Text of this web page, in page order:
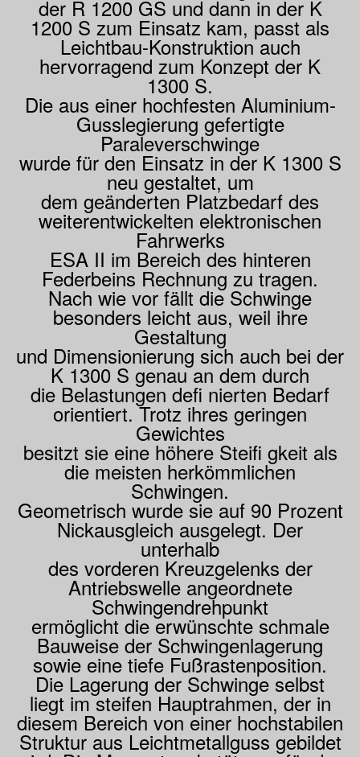
der R 1200 GS und dann in der K
1200 S zum Einsatz kam, passt als
Leichtbau-Konstruktion auch
hervorragend zum Konzept der K
1300 S.
Die aus einer hochfesten Aluminium-
Gusslegierung gefertigte
Paraleverschwinge
wurde für den Einsatz in der K 1300 S
neu gestaltet, um
dem geänderten Platzbedarf des
weiterentwickelten elektronischen
Fahrwerks
ESA II im Bereich des hinteren
Federbeins Rechnung zu tragen.
Nach wie vor fällt die Schwinge
besonders leicht aus, weil ihre
Gestaltung
und Dimensionierung sich auch bei der
K 1300 S genau an dem durch
die Belastungen defi nierten Bedarf
orientiert. Trotz ihres geringen
Gewichtes
besitzt sie eine höhere Steifi gkeit als
die meisten herkömmlichen
Schwingen.
Geometrisch wurde sie auf 90 Prozent
Nickausgleich ausgelegt. Der
unterhalb
des vorderen Kreuzgelenks der
Antriebswelle angeordnete
Schwingendrehpunkt
ermöglicht die erwünschte schmale
Bauweise der Schwingenlagerung
sowie eine tiefe Fußrastenposition.
Die Lagerung der Schwinge selbst
liegt im steifen Hauptrahmen, der in
diesem Bereich von einer hochstabilen
Struktur aus Leichtmetallguss gebildet